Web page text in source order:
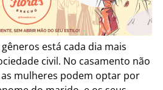
está cada dia mais
civil. No casamento não
mulheres podem optar por